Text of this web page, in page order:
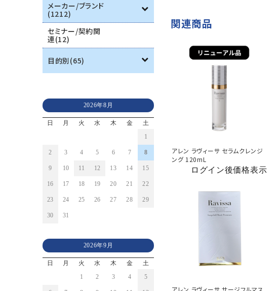
メーカー/ブランド
(1212)
セミナー/契約関
連(12)
目的別(65)
2026年8月
日 月 火 水 木 金
土
1
2 3 4 5 6 7 8
9 10 11 12 13 14 15
16 17 18 19 20 21 22
23 24 25 26 27 28 29
30 31
2026年9月
日 月 火 水 木 金
土
1
2 3 4 5
関連商品
アレン ラヴィーサ セラムクレンジ
ング 120mL
ログイン後価格表示